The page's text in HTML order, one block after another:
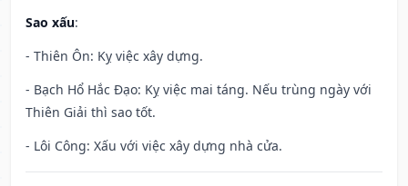
Sao xấu:
- Thiên Ôn: Kỵ việc xây dựng.
- Bạch Hổ Hắc Đạo: Kỵ việc mai táng. Nếu trùng ngày với
Thiên Giải thì sao tốt.
- Lôi Công: Xấu với việc xây dựng nhà cửa.